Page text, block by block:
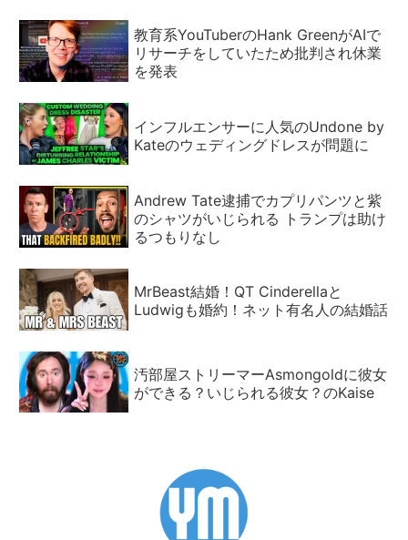
教育系YouTuberのHank GreenがAIで
リサーチをしていたため批判され休業
を発表
インフルエンサーに人気のUndone by
Kateのウェディングドレスが問題に
Andrew Tate逮捕でカプリパンツと紫
のシャツがいじられる トランプは助け
るつもりなし
MrBeast結婚！QT Cinderellaと
Ludwigも婚約！ネット有名人の結婚話
汚部屋ストリーマーAsmongoldに彼女
ができる？いじられる彼女？のKaise